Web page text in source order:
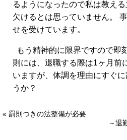
るようになったので私は教え
欠けるとは思っていません。
せを受けています。
もう精神的に限界ですので即
則には、退職する際は1ヶ月前
いますが、体調を理由にすぐ
うか？
« 罰則つきの法整備が必要
～退